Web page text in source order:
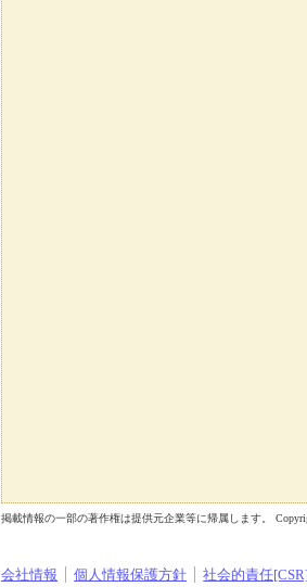
掲載情報の一部の著作権は提供元企業等に帰属します。
会社情報 個人情報保護方針 社会的責任